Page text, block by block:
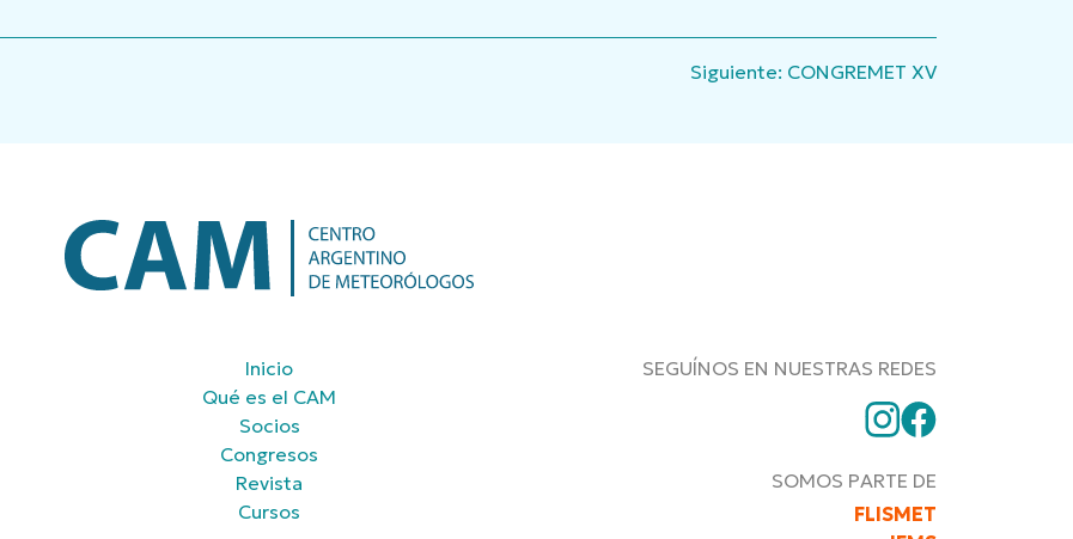
Siguiente: CONGREMET XV
Inicio
Qué es el CAM
Socios
Congresos
Revista
Cursos
SEGUÍNOS EN NUESTRAS REDES
SOMOS PARTE DE
FLISMET